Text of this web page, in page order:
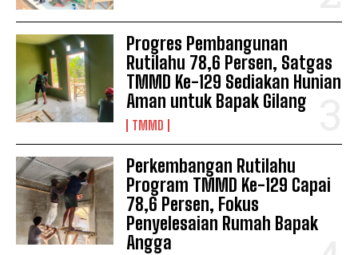
Progres Pembangunan
Rutilahu 78,6 Persen, Satgas
TMMD Ke-129 Sediakan Hunian
Aman untuk Bapak Gilang
TMMD
Perkembangan Rutilahu
Program TMMD Ke-129 Capai
78,6 Persen, Fokus
Penyelesaian Rumah Bapak
Angga